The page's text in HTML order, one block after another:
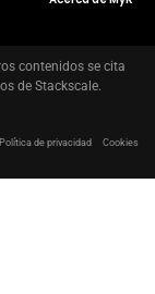
contenidos se cita
de Stackscale.
Política de privacidad Cookies